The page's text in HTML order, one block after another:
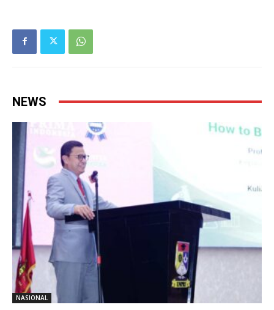
NEWS
NASIONAL